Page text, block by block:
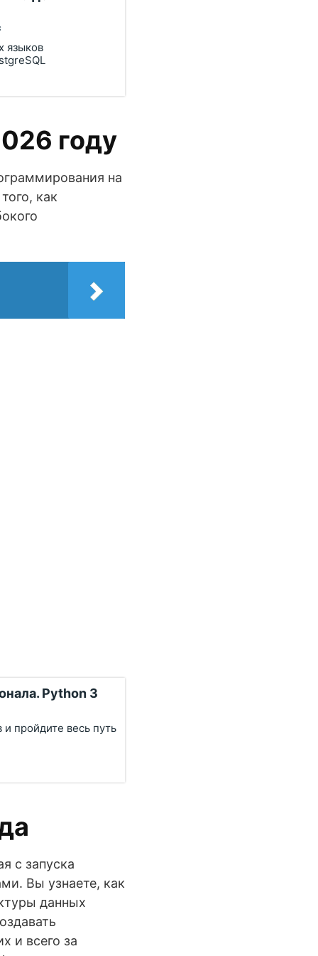
языков
году
на
как
Python 3
пройдите весь путь
с запуска
Вы узнаете, как
данных
и всего за